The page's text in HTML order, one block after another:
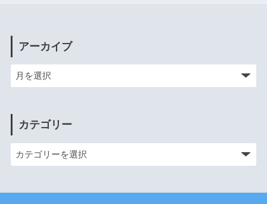
アーカイブ
カテゴリー